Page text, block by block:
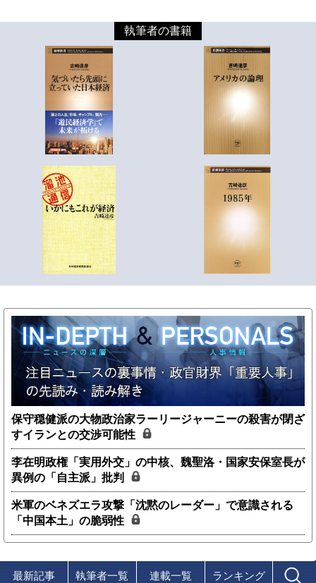
執筆者の書籍
保守穏健派の大物政治家ラーリージャーニーの殺害が閉ざ
すイランとの交渉可能性
李在明政権「実用外交」の中核、魏聖洛・国家安保室長が
異例の「自主派」批判
米軍のベネズエラ攻撃「沈黙のレーダー」で意識される
「中国本土」の脆弱性
最新記事 執筆者一覧 連載一覧 ランキング